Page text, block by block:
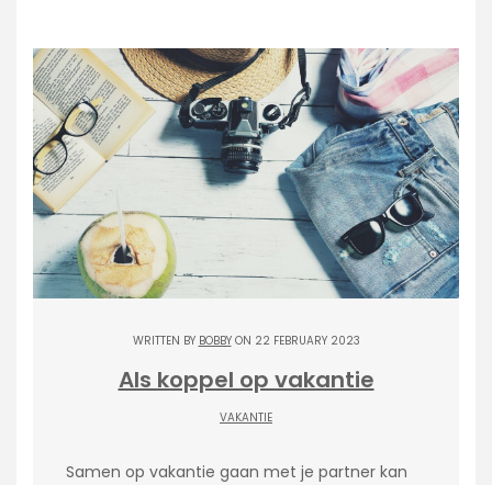
WRITTEN BY BOBBYON 22 FEBRUARY 2023
Als koppel op vakantie
VAKANTIE
Samen op vakantie gaan met je partner kan